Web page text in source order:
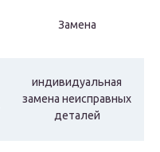
Замена
индивидуальная
замена неисправных
деталей